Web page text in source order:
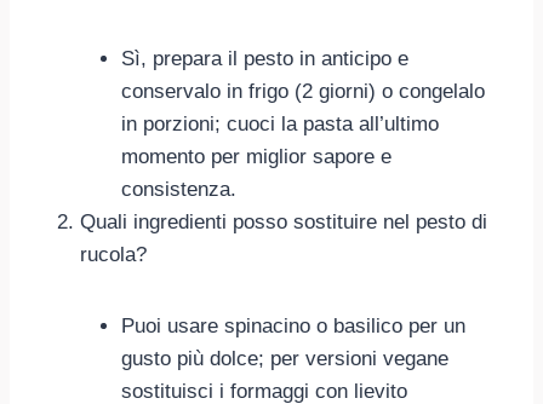
Sì, prepara il pesto in anticipo e
conservalo in frigo (2 giorni) o congelalo
in porzioni; cuoci la pasta all’ultimo
momento per miglior sapore e
consistenza.
Quali ingredienti posso sostituire nel pesto di
rucola?
Puoi usare spinacino o basilico per un
gusto più dolce; per versioni vegane
sostituisci i formaggi con lievito